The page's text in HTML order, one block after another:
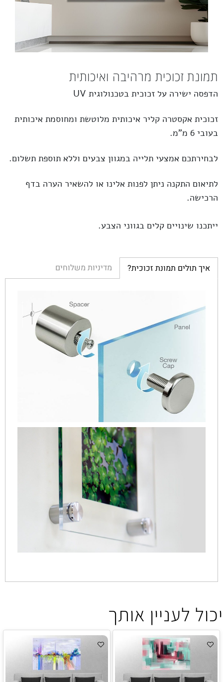
תמונת זכוכית מרהיבה ואיכותית
הדפסה ישירה על זכוכית בטכנולוגית UV
זכוכית אקסטרה קליר איכותית מלוטשת ומחוסמת איכותית
בעובי 6 מ”מ.
לבחירתכם אמצעי תלייה במגוון צבעים וללא תוספת תשלום.
לתיאום התקנה ניתן לפנות אלינו או להשאיר הערה בדף
הרכישה.
ייתכנו שינויים קלים בגווני הצבע.
איך תולים תמונת זכוכית? מדיניות משלוחים
יכול לעניין אותך